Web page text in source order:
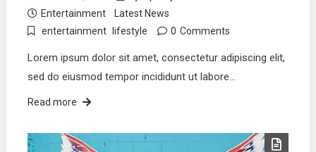
Entertainment
Latest News
entertainment
lifestyle 0 Comments
Lorem ipsum dolor sit amet, consectetur adipiscing elit,
sed do eiusmod tempor incididunt ut labore…
Read more